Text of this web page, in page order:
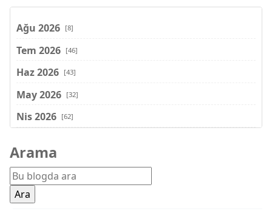
Ağu 2026 [8]
Tem 2026 [46]
Haz 2026 [43]
May 2026 [32]
Nis 2026 [62]
Şub 2026
Oca 2026 [72]
Ara 2025
Arama